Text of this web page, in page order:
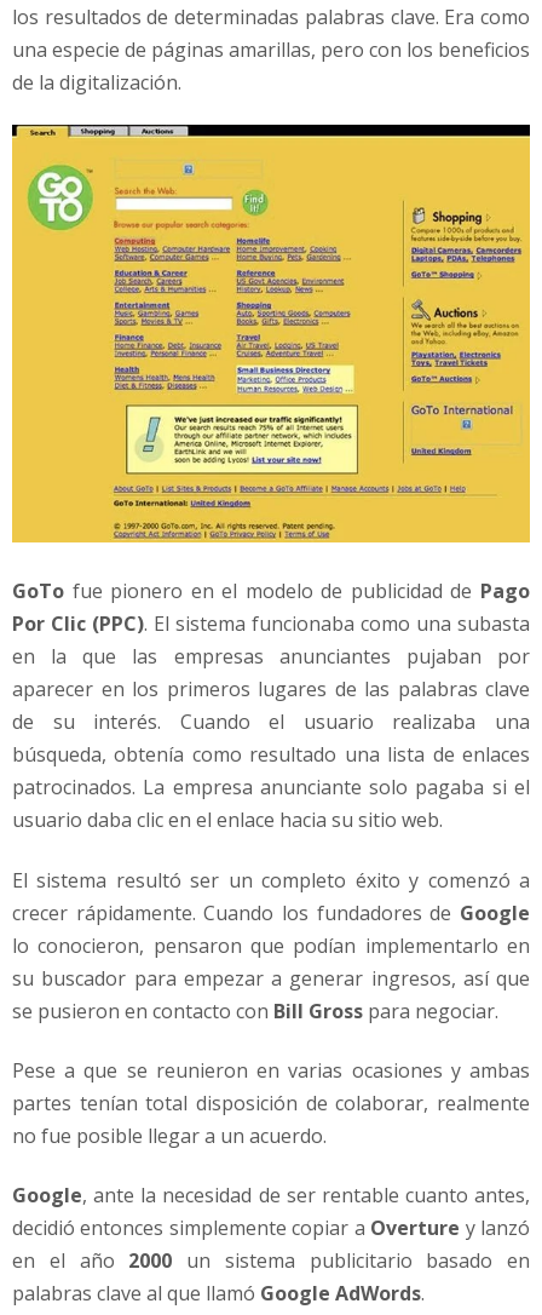
los resultados de determinadas palabras clave. Era como
una especie de páginas amarillas, pero con los beneficios
de la digitalización.
GoTo fue pionero en el modelo de publicidad de Pago
Por Clic (PPC). El sistema funcionaba como una subasta
en la que las empresas anunciantes pujaban por
aparecer en los primeros lugares de las palabras clave
de su interés. Cuando el usuario realizaba una
búsqueda, obtenía como resultado una lista de enlaces
patrocinados. La empresa anunciante solo pagaba si el
usuario daba clic en el enlace hacia su sitio web.
El sistema resultó ser un completo éxito y comenzó a
crecer rápidamente. Cuando los fundadores de Google
lo conocieron, pensaron que podían implementarlo en
su buscador para empezar a generar ingresos, así que
se pusieron en contacto con Bill Gross para negociar.
Pese a que se reunieron en varias ocasiones y ambas
partes tenían total disposición de colaborar, realmente
no fue posible llegar a un acuerdo.
Google, ante la necesidad de ser rentable cuanto antes,
decidió entonces simplemente copiar a Overture y lanzó
en el año 2000 un sistema publicitario basado en
palabras clave al que llamó Google AdWords.